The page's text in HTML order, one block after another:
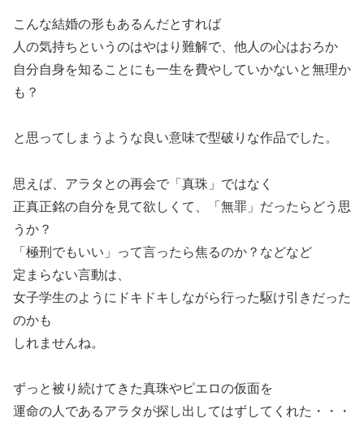
こんな結婚の形もあるんだとすれば
人の気持ちというのはやはり難解で、他人の心はおろか
自分自身を知ることにも一生を費やしていかないと無理か
も？
と思ってしまうような良い意味で型破りな作品でした。
思えば、アラタとの再会で「真珠」ではなく
正真正銘の自分を見て欲しくて、「無罪」だったらどう思
うか？
「極刑でもいい」って言ったら焦るのか？などなど
定まらない言動は、
女子学生のようにドキドキしながら行った駆け引きだった
のかも
しれませんね。
ずっと被り続けてきた真珠やピエロの仮面を
運命の人であるアラタが探し出してはずしてくれた・・・